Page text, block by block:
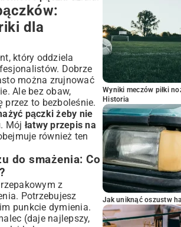
dla
który oddziela
Dobrze
można zrujnować
Ale bez obaw,
przez to bezboleśnie.
pączki żeby nie
. Mój łatwy przepis na
również ten
do smażenia: Co
z
Potrzebujesz
punkcie dymienia.
(daje najlepszy,
Wyniki meczów piłki
Historia
Jak uniknąć oszustw